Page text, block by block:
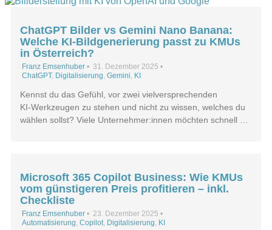
ChatGPT Bilder vs Gemini Nano Banana:
Welche KI‑Bildgenerierung passt zu KMUs
in Österreich?
Franz Emsenhuber • 31. Dezember 2025 •
ChatGPT, Digitalisierung, Gemini, KI
Kennst du das Gefühl, vor zwei vielversprechenden
KI‑Werkzeugen zu stehen und nicht zu wissen, welches du
wählen sollst? Viele Unternehmer:innen möchten schnell …
Microsoft 365 Copilot Business: Wie KMUs
vom günstigeren Preis profitieren – inkl.
Checkliste
Franz Emsenhuber • 23. Dezember 2025 •
Automatisierung, Copilot, Digitalisierung, KI